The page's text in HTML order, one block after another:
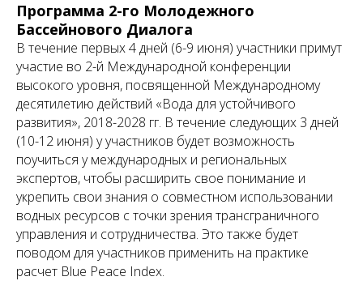
Программа 2-го Молодежного
Бассейнового Диалога
В течение первых 4 дней (6-9 июня) участники примут
участие во 2-й Международной конференции
высокого уровня, посвященной Международному
десятилетию действий «Вода для устойчивого
развития», 2018-2028 гг. В течение следующих 3 дней
(10-12 июня) у участников будет возможность
поучиться у международных и региональных
экспертов, чтобы расширить свое понимание и
укрепить свои знания о совместном использовании
водных ресурсов с точки зрения трансграничного
управления и сотрудничества. Это также будет
поводом для участников применить на практике
расчет Blue Peace Index.